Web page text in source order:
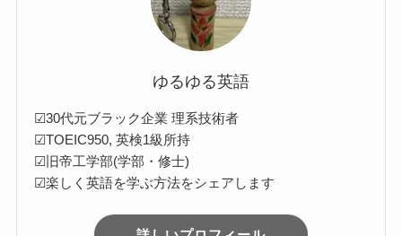
ゆるゆる英語
☑30代元ブラック企業 理系技術者
☑TOEIC950, 英検1級所持
☑旧帝工学部(学部・修士)
☑楽しく英語を学ぶ方法をシェアします